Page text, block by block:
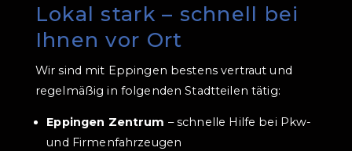
Lokal stark – schnell bei
Ihnen vor Ort
Wir sind mit Eppingen bestens vertraut und
regelmäßig in folgenden Stadtteilen tätig:
Eppingen Zentrum – schnelle Hilfe bei Pkw-
und Firmenfahrzeugen